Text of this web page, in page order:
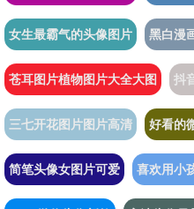
女生最霸气的头像图片 黑白漫
苍耳图片植物图片大全大图 抖
三七开花图片图片高清 好看的
简笔头像女图片可爱 喜欢用小